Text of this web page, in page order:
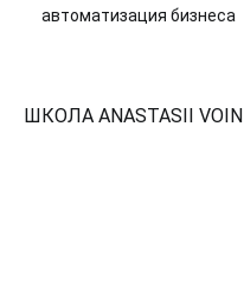
автоматизация бизнеса
ШКОЛА ANASTASII VOIN